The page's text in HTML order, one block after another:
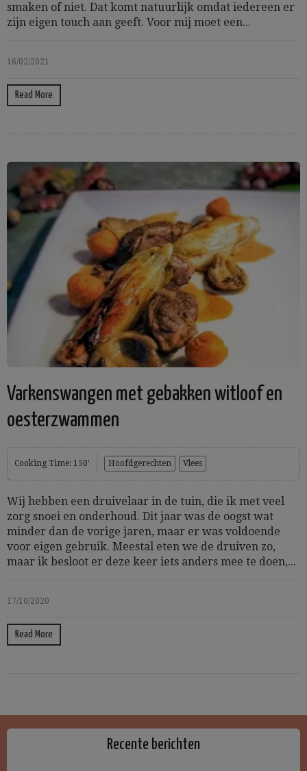
smaken of niet. Dat komt natuurlijk omdat iedereen er
zijn eigen touch aan geeft. Voor mij moet een...
16/02/2021
Read More
Varkenswangen met gebakken witloof en
oesterzwammen
Cooking Time: 150' Hoofdgerechten Vlees
Wij hebben een druivelaar in de tuin, die ik met veel
zorg snoei en onderhoud. Dit jaar was de oogst wat
minder dan de vorige jaren, maar er was voldoende
voor eigen gebruik. Meestal eten we de druiven zo,
maar ik besloot er deze keer iets anders mee te doen,...
17/10/2020
Read More
Recente berichten